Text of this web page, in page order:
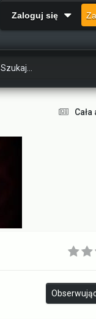
Zaloguj się